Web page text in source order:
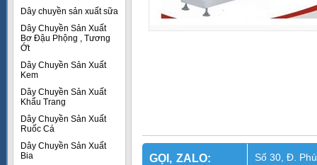
Dây chuyền sản xuất sữa
Dây Chuyền Sản Xuất
Bơ Đậu Phộng , Tương
Ớt
Dây Chuyền Sản Xuất
Kem
Dây Chuyền Sản Xuất
Khẩu Trang
Dây Chuyền Sản Xuất
Ruốc Cá
Dây Chuyền Sản Xuất
Bia
GỌI, ZALO:
Số 30, Đ.